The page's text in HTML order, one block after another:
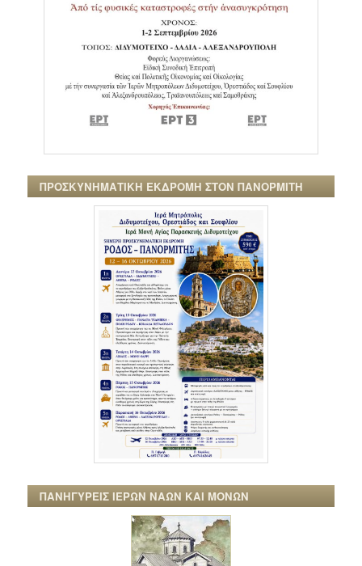
ΠΡΟΣΚΥΝΗΜΑΤΙΚΗ ΕΚΔΡΟΜΗ ΣΤΟΝ ΠΑΝΟΡΜΙΤΗ
ΠΑΝΗΓΥΡΕΙΣ ΙΕΡΩΝ ΝΑΩΝ ΚΑΙ ΜΟΝΩΝ